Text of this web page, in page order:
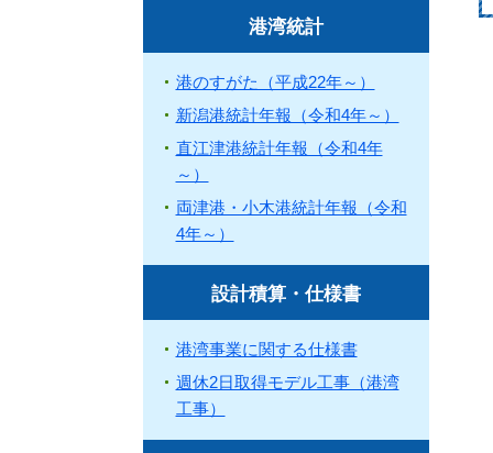
港湾統計
港のすがた（平成22年～）
新潟港統計年報（令和4年～）
直江津港統計年報（令和4年
～）
両津港・小木港統計年報（令和
4年～）
設計積算・仕様書
港湾事業に関する仕様書
週休2日取得モデル工事（港湾
工事）